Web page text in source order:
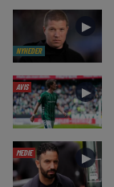
NYHEDER
►
AVIS ►
MEDIE ►